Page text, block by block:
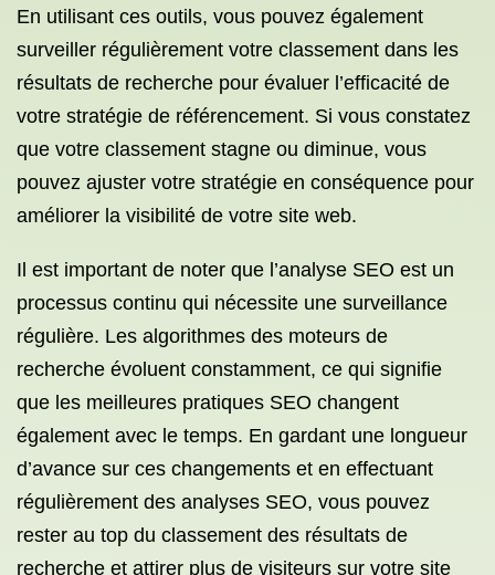
En utilisant ces outils, vous pouvez également
surveiller régulièrement votre classement dans les
résultats de recherche pour évaluer l’efficacité de
votre stratégie de référencement. Si vous constatez
que votre classement stagne ou diminue, vous
pouvez ajuster votre stratégie en conséquence pour
améliorer la visibilité de votre site web.
Il est important de noter que l’analyse SEO est un
processus continu qui nécessite une surveillance
régulière. Les algorithmes des moteurs de
recherche évoluent constamment, ce qui signifie
que les meilleures pratiques SEO changent
également avec le temps. En gardant une longueur
d’avance sur ces changements et en effectuant
régulièrement des analyses SEO, vous pouvez
rester au top du classement des résultats de
recherche et attirer plus de visiteurs sur votre site